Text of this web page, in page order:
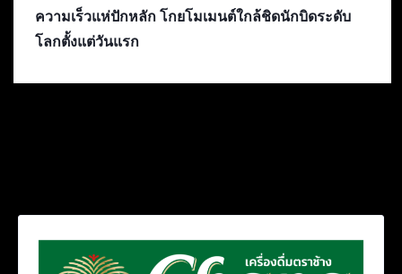
ความเร็วแห่ปักหลัก โกยโมเมนต์ใกล้ชิดนักบิดระดับ
โลกตั้งแต่วันแรก